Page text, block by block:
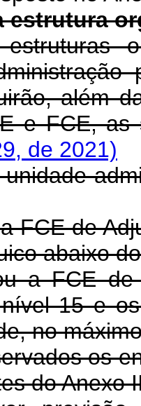
estrutura
além
e FCE, as
de 2021)
FCE de
abaixo
a FCE de
15 e
no
os
do Anexo